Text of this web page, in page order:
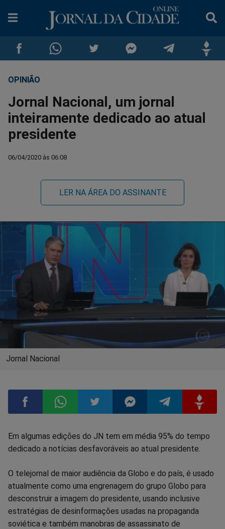
Compartilhar
no
Facebook
Compartilhar
no
Whatsapp
no
no
no
no
OPINIÃO
Jornal Nacional, um jornal
inteiramente dedicado ao atual
presidente
06/04/2020 às 06:08
LER NA ÁREA DO ASSINANTE
Jornal Nacional
Compartilhar
Facebook
Compartilhar
Whatsapp
Compartilhar
Twitter
Compartilhar
Messenger
Compartilhar
TelegramGettr
Em algumas edições do JN tem em média 95% do tempo
dedicado a notícias desfavoráveis ao atual presidente.
O telejornal de maior audiência da Globo e do país, é usado
atualmente como uma engrenagem do grupo Globo para
desconstruir a imagem do presidente, usando inclusive
estratégias de desinformações usadas na propaganda
soviética e também manobras de assassinato de